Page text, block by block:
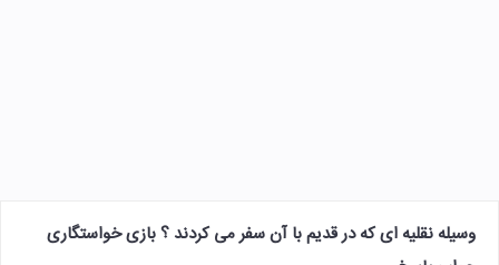
وسیله نقلیه ای که در قدیم با آن سفر می کردند ؟ بازی خواستگاری